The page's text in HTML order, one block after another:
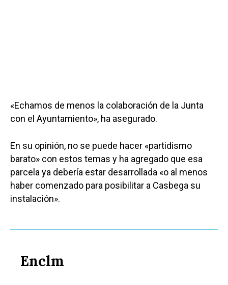
«Echamos de menos la colaboración de la Junta
con el Ayuntamiento», ha asegurado.
En su opinión, no se puede hacer «partidismo
barato» con estos temas y ha agregado que esa
parcela ya debería estar desarrollada «o al menos
haber comenzado para posibilitar a Casbega su
instalación».
Enclm